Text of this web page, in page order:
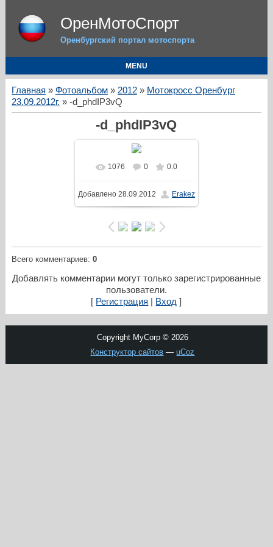
ОренМотоСпорт
Оренбургский портал мотоспорта
MENU
Главная » Фотоальбом» 2012» Мотокросс Оренбург
23.09.2012г. » -d_phdIP3vQ
-d_phdIP3vQ
1076 0 0.0
Добавлено28.09.2012 Erakez
Всего комментариев: 0
Добавлять комментарии могут только зарегистрированные
пользователи.
[ Регистрация Вход ]
Copyright MyCorp © 2026
Конструктор сайтов —uCoz